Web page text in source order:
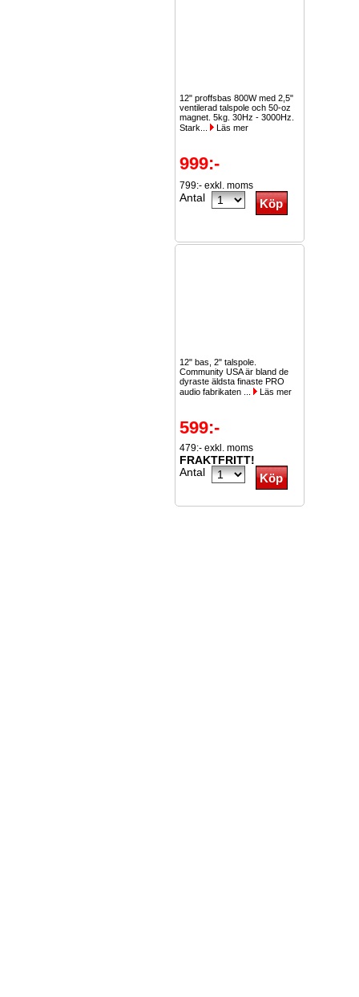
12" proffsbas 800W med 2,5"
ventilerad talspole och 50-oz
magnet. 5kg. 30Hz - 3000Hz.
Stark...
Läs mer
999:-
799:- exkl. moms
Antal
12" bas, 2" talspole.
Community USA är bland de
dyraste äldsta finaste PRO
audio fabrikaten ...
Läs mer
599:-
479:- exkl. moms
FRAKTFRITT!
Antal